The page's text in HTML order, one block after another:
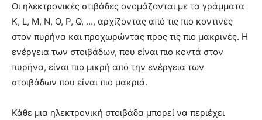
Οι ηλεκτρονικές στιβάδες ονομάζονται με τα γράμματα
Κ, L, M, Ν, Ο, Ρ, Q, …, αρχίζοντας από τις πιο κοντινές
στον πυρήνα και προχωρώντας προς τις πιο μακρινές. Η
ενέργεια των στοιβάδων, που είναι πιο κοντά στον
πυρήνα, είναι πιο μικρή από την ενέργεια των
στοιβάδων που είναι πιο μακριά.
Κάθε μια ηλεκτρονική στοιβάδα μπορεί να περιέχει